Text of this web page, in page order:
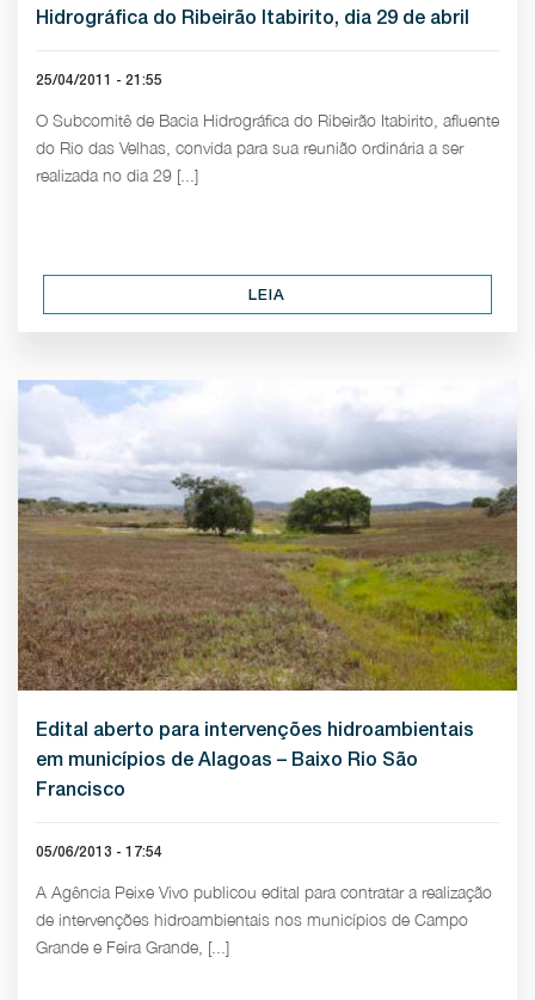
Hidrográfica do Ribeirão Itabirito, dia 29 de abril
25/04/2011 - 21:55
O Subcomitê de Bacia Hidrográfica do Ribeirão Itabirito, afluente
do Rio das Velhas, convida para sua reunião ordinária a ser
realizada no dia 29 [...]
LEIA
Edital aberto para intervenções hidroambientais
em municípios de Alagoas – Baixo Rio São
Francisco
05/06/2013 - 17:54
A Agência Peixe Vivo publicou edital para contratar a realização
de intervenções hidroambientais nos municípios de Campo
Grande e Feira Grande, [...]